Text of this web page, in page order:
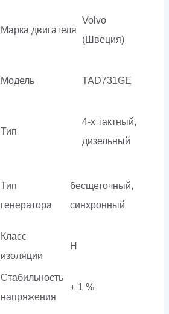
Марка двигателя
Volvo
(Швеция)
Модель TAD731GE
Тип
4-х тактный,
дизельный
Тип
генератора
бесщеточный,
синхронный
Класс
изоляции
H
Стабильность
напряжения
± 1 %